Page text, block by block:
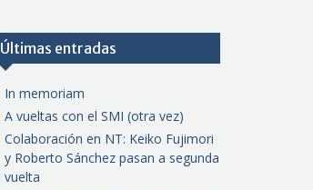
Últimas entradas
In memoriam
A vueltas con el SMI (otra vez)
Colaboración en NT: Keiko Fujimori
y Roberto Sánchez pasan a segunda
vuelta